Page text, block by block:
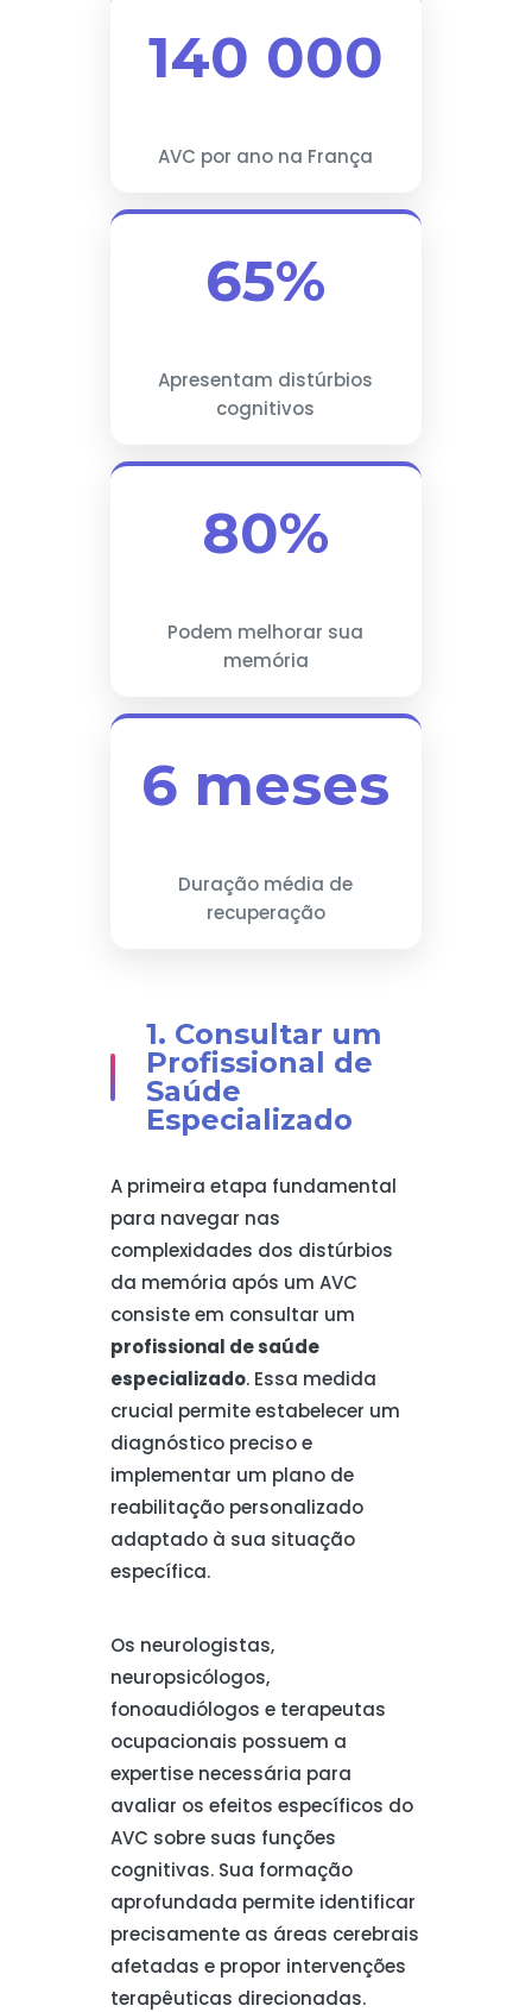
140 000
AVC por ano na França
65%
Apresentam distúrbios
cognitivos
80%
Podem melhorar sua
memória
6 meses
Duração média de
recuperação
1. Consultar um
Profissional de
Saúde
Especializado
A primeira etapa fundamental
para navegar nas
complexidades dos distúrbios
da memória após um AVC
consiste em consultar um
profissional de saúde
especializado. Essa medida
crucial permite estabelecer um
diagnóstico preciso e
implementar um plano de
reabilitação personalizado
adaptado à sua situação
específica.
Os neurologistas,
neuropsicólogos,
fonoaudiólogos e terapeutas
ocupacionais possuem a
expertise necessária para
avaliar os efeitos específicos do
AVC sobre suas funções
cognitivas. Sua formação
aprofundada permite identificar
precisamente as áreas cerebrais
afetadas e propor intervenções
terapêuticas direcionadas.